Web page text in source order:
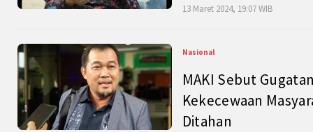
13 Maret 2024, 19:07 WIB
Nasional
MAKI Sebut
Kekecewaan
Ditahan